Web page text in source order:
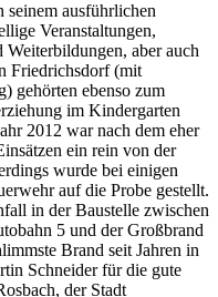
ausführlichen
Veranstaltungen,
aber auch
Friedrichsdorf (mit
gehörten ebenso zum
im Kindergarten
2012 war nach dem eher
ein rein von der
wurde bei einigen
auf die Probe gestellt.
in der Baustelle zwischen
5 und der Großbrand
Brand seit Jahren in
Schneider für die gute
der Stadt